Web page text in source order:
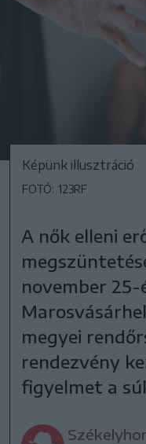
Képünk illusztráció
FOTÓ: 123RF
A nők elleni
november 25-
megyei
rendezvény
figyelmet a